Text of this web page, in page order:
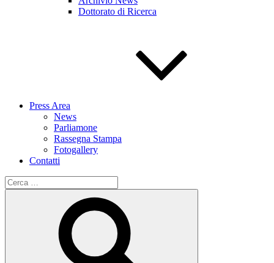
Dottorato di Ricerca
Press Area
News
Parliamone
Rassegna Stampa
Fotogallery
Contatti
Cerca: